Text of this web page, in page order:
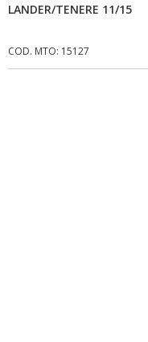
LANDER/TENERE 11/15
COD. MTO: 15127